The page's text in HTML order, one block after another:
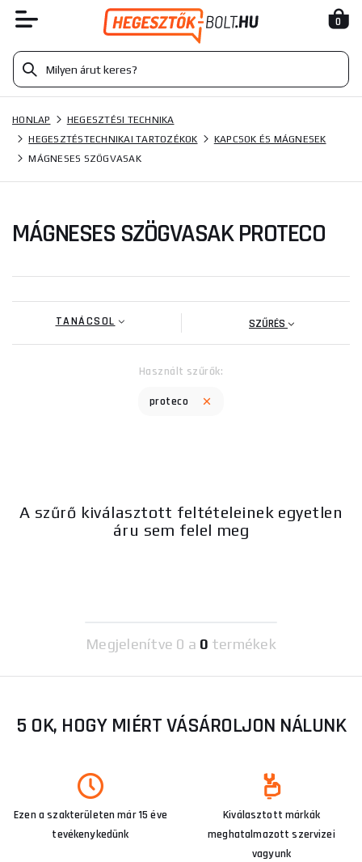
0
HONLAP
HEGESZTÉSI TECHNIKA
HEGESZTÉSTECHNIKAI TARTOZÉKOK
KAPCSOK ÉS MÁGNESEK
MÁGNESES SZÖGVASAK
MÁGNESES SZÖGVASAK PROTECO
TANÁCSOL SZŰRÉS
Használt szűrők:
proteco
A szűrő kiválasztott feltételeinek egyetlen
áru sem felel meg
Megjelenítve 0 a 0 termékek
5 OK, HOGY MIÉRT VÁSÁROLJON NÁLUNK
Ezen a szakterületen már 15 éve
tevékenykedünk
Kiválasztott márkák
meghatalmazott szervizei
vagyunk